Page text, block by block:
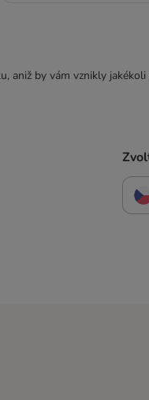
aniž by vám vznikly